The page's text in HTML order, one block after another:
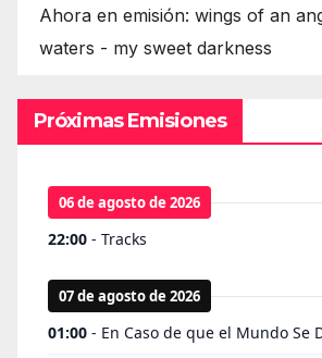
Ahora en emisión: wings of an
waters - my sweet darkness
Próximas Emisiones